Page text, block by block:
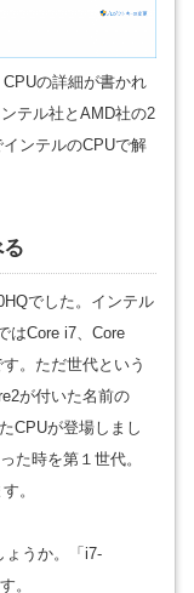
の詳細が書かれ
テル社とAMD社の2
ンテルのCPUで解
でした。インテル
はCore i7、Core
。ただ世代という
が付いた名前の
CPUが登場しまし
た時を第１世代。
。
ょうか。「i7-
。